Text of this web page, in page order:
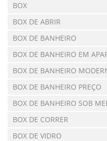
BOX
BOX DE ABRIR
BOX DE BANHEIRO
BOX DE BANHEIRO EM
BOX DE BANHEIRO
BOX DE BANHEIRO PREÇO
BOX DE BANHEIRO SOB
BOX DE CORRER
BOX DE VIDRO